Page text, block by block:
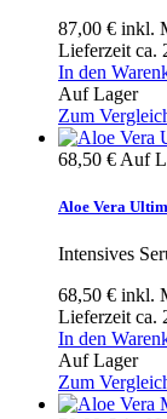
87,00 € inkl.
Lieferzeit ca.
In den
Auf Lager
Zum
68,50 € Auf
Aloe Vera
Intensives
68,50 € inkl.
Lieferzeit ca.
In den
Auf Lager
Zum